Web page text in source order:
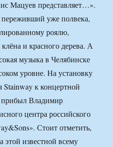
Мацуев представляет…».
уже полвека,
роялю,
и красного дерева. А
музыка в Челябинске
уровне. На установку
Stainway к концертной
прибыл Владимир
центра российского
Стоит отметить,
этой известной всему